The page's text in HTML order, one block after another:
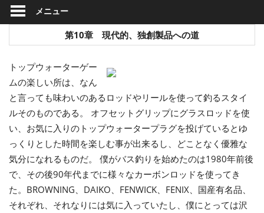
メニュー
第10章 現代的、独創製品への道
トップウォーターゲー
ムの楽しい所は、なん
と言っても味わいのあるロッドやリールを使って釣るスタイ
ルそのものである。 オフセットグリップにグラスロッドを使
い、お気に入りのトップウォータープラグを投げているとゆ
っくりとした時間を楽しむ事が出来るし、どことなく優雅な
気分になれるものだ。 僕がバス釣りを始めたのは1980年前後
で、その後90年代までに様々なカーボンロッドを使ってき
た。BROWNING、DAIKO、FENWICK、FENIX、国産有名品、
それぞれ、それなりには気に入っていたし、僕にとっては沢